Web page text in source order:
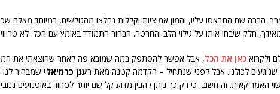
הרבה שם התבאסו עליו, והמון אמוציות וקללות נחלצו מהגולשים, במיוחד מאלה
חלק שיבחו אותו על גילוי הלב והחרטה. הבחור התמודד באומץ עם הכל. לא
ולקרוא כאן את הכל, אבל אפשר להסתפק במה שמובא פה לאחר שהוצאתי את
שנוגעים לכולנו. אבל לפני שנתחיל – הקדמה קטנה מאת רענן כרמיאלי שמבהיר
האמריקאית. זה חשוב, כי רק כך ניתן להבין מדוע קל שם יותר לסחור באופנועים